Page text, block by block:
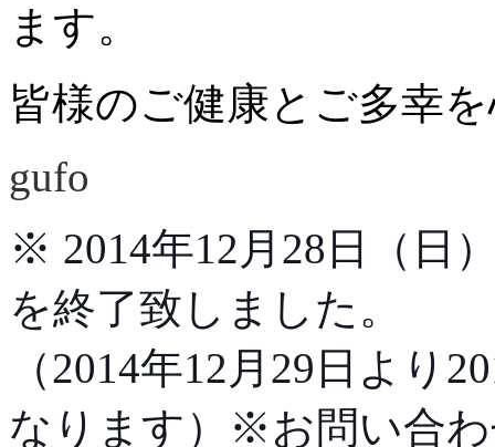
ます。
皆様のご健康とご多幸
gufo
※ 2014年12月28日（日
を終了致しました。
（2014年12月29日より
なります）※お問い合